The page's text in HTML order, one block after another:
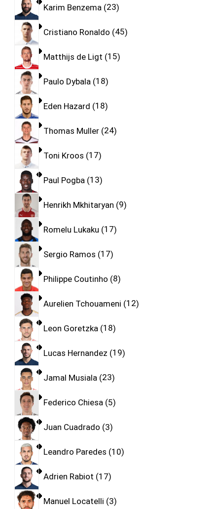
Karim Benzema 23
Cristiano Ronaldo 45
Matthijs de Ligt 15
Paulo Dybala 18
Eden Hazard 18
Thomas Muller 24
Toni Kroos 17
Paul Pogba 13
Henrikh Mkhitaryan 9
Romelu Lukaku 17
Sergio Ramos 17
Philippe Coutinho 8
Aurelien Tchouameni 12
Leon Goretzka 18
Lucas Hernandez 19
Jamal Musiala 23
Federico Chiesa 5
Juan Cuadrado 3
Leandro Paredes 10
Adrien Rabiot 17
Manuel Locatelli 3